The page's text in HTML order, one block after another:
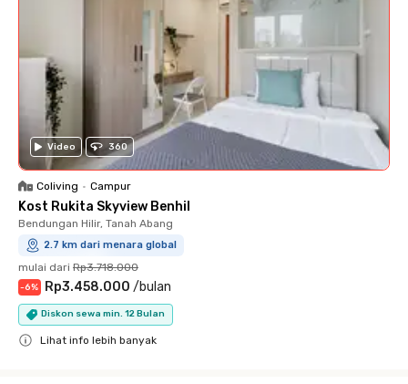
Video 360
Coliving • Campur
Kost Rukita Skyview Benhil
Bendungan Hilir, Tanah Abang
2.7 km dari menara global
mulai dari Rp3.718.000
-6% Rp3.458.000 /bulan
Diskon sewa min. 12 Bulan
Lihat info lebih banyak